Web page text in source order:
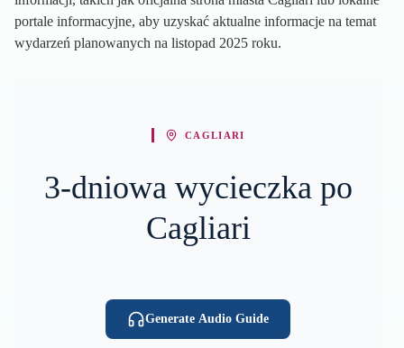
portale informacyjne, aby uzyskać aktualne informacje na temat
wydarzeń planowanych na listopad 2025 roku.
CAGLIARI
3-dniowa wycieczka po
Cagliari
Generate Audio Guide